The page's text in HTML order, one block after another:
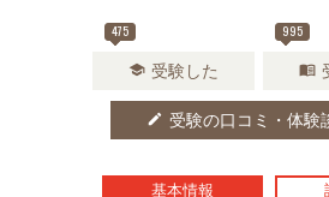
475
school 受験した
995
menu_book
edit 受験の口コミ・体験
基本情報